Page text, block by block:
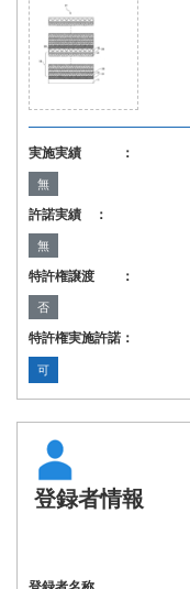
実施実績 ：
無
許諾実績 ：
無
特許権譲渡 ：
否
特許権実施許諾：
可
登録者情報